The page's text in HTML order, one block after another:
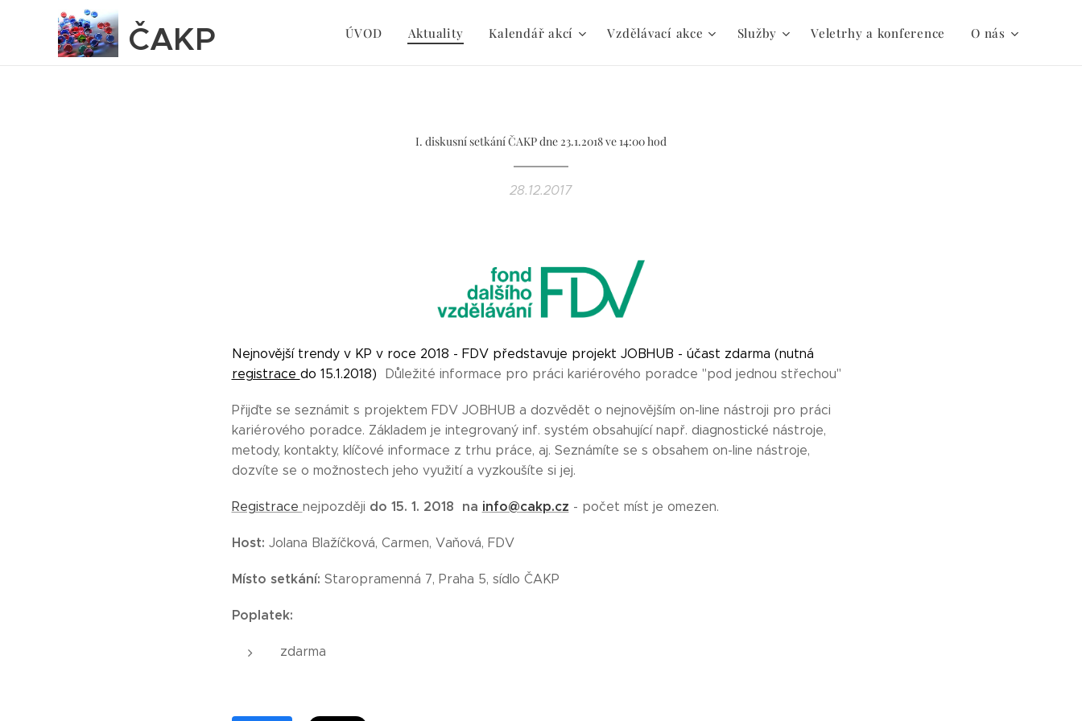
ČAKP ÚVOD Aktuality Kalendář akcí Vzdělávací akce Služby Veletrhy a konference O nás
I. diskusní setkání ČAKP dne 23.1.2018 ve 14:00 hod
28.12.2017
Nejnovější trendy v KP v roce 2018 - FDV představuje projekt JOBHUB - účast zdarma (nutná
registrace do 15.1.2018) Důležité informace pro práci kariérového poradce "pod jednou střechou"
Přijďte se seznámit s projektem FDV JOBHUB a dozvědět o nejnovějším on-line nástroji pro práci
kariérového poradce. Základem je integrovaný inf. systém obsahující např. diagnostické nástroje,
metody, kontakty, klíčové informace z trhu práce, aj. Seznámíte se s obsahem on-line nástroje,
dozvíte se o možnostech jeho využití a vyzkoušíte si jej.
Registrace nejpozději do 15. 1. 2018 na info@cakp.cz - počet míst je omezen.
Host: Jolana Blažíčková, Carmen, Vaňová, FDV
Místo setkání: Staropramenná 7, Praha 5, sídlo ČAKP
Poplatek:
zdarma